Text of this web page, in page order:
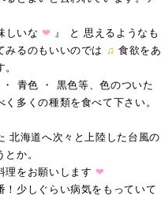
しいな ❤ 』 と 思えるようなも
みるのもいいのでは ♫ 食欲をあ
青色 ・ 黒色等、色のついた
多くの種類を食べて下さい。
北海道へ次々と上陸した台風の
か。
理をお願いします ❤
少しぐらい病気をもっていて